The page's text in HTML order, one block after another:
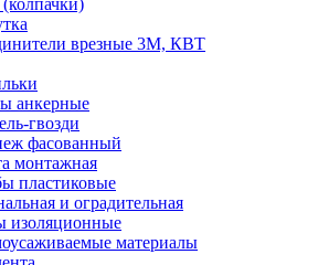
врезные 3M, КВТ
анкерные
гвозди
фасованный
монтажная
пластиковые
и оградительная
изоляционные
матeриалы